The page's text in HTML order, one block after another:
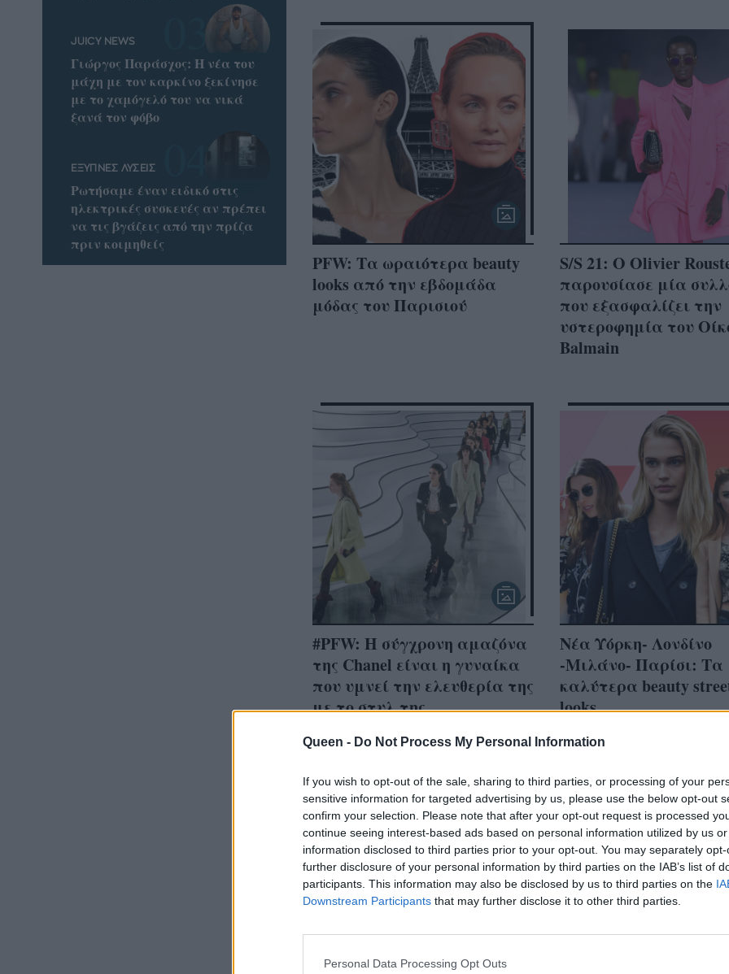
Queen - Do Not Process My Personal Information
If you wish to opt-out of the sale, sharing to third parties, or processing of your
sensitive information for targeted advertising by us, please use the below opt-out
confirm your selection. Please note that after your opt-out request is processed
continue seeing interest-based ads based on personal information utilized by us
information disclosed to third parties prior to your opt-out. You may separately
further disclosure of your personal information by third parties on the IAB’s list of
participants. This information may also be disclosed by us to third parties on the
Downstream Participants that may further disclose it to other third parties.
Personal Data Processing Opt Outs
PFW: Τα ωραιότερα beauty
looks από την εβδομάδα
μόδας του Παρισιού
S/S 21: O Olivier
παρουσίασε μία
που εξασφαλίζει την
υστεροφημία του
Balmain
#PFW: H σύγχρονη αμαζόνα
της Chanel είναι η γυναίκα
που υμνεί την ελευθερία της
με το στυλ της
Νέα Υόρκη- Λονδίνο
-Μιλάνο- Παρίσι: Τα
καλύτερα beauty
looks
Επιστροφή στο κλασικό: Το
show του οίκου Chanel ήταν
ένας φόρος τιμής στην Coco
JUICY NEWS
Γιώργος Παράσχος: Η νέα του
μάχη με τον καρκίνο ξεκίνησε
με το χαμόγελό του να νικά
ξανά τον φόβο
ΕΞΥΠΝΕΣ ΛΥΣΕΙΣ
Ρωτήσαμε έναν ειδικό στις
ηλεκτρικές συσκευές αν πρέπει
να τις βγάζεις από την πρίζα
πριν κοιμηθείς